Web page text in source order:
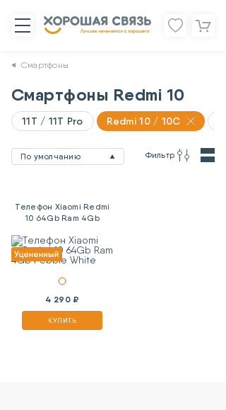
Смартфоны
Смартфоны Redmi 10
11T / 11T Pro Redmi 10 / 10C
По умолчанию Фильтр
Телефон Xiaomi Redmi
10 64Gb Ram 4Gb
4 290 ₽
КУПИТЬ